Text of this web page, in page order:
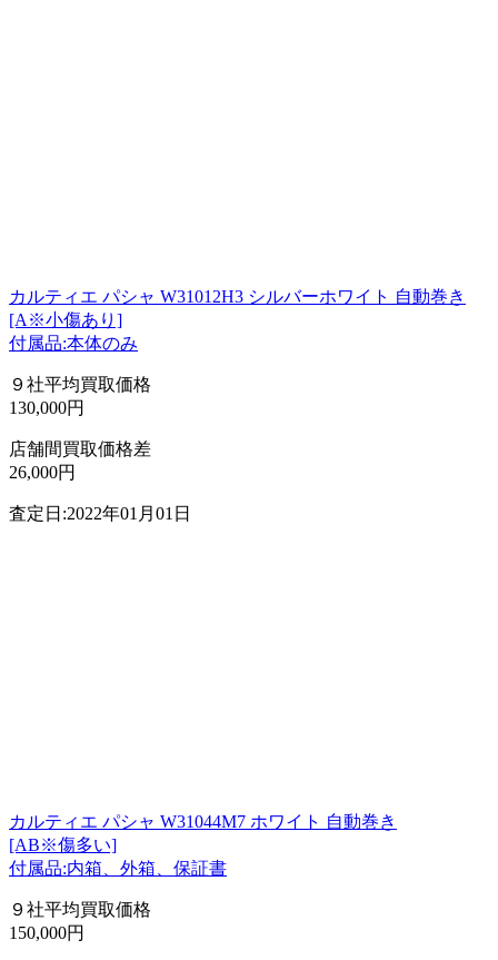
カルティエ パシャ W31012H3 シルバーホワイト 自動巻き
[A※小傷あり]
付属品:本体のみ
９社平均買取価格
130,000円
店舗間買取価格差
26,000円
査定日:2022年01月01日
カルティエ パシャ W31044M7 ホワイト 自動巻き
[AB※傷多い]
付属品:内箱、外箱、保証書
９社平均買取価格
150,000円